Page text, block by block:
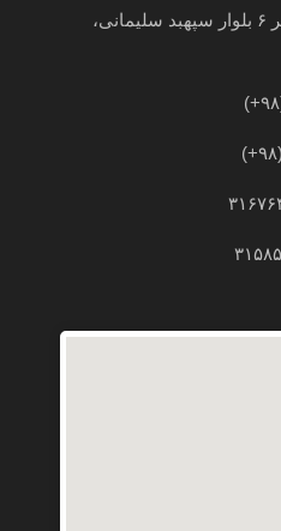
کارخانه: کرج، کیلومتر ۶ بلوار سپهبد سلیمانی،